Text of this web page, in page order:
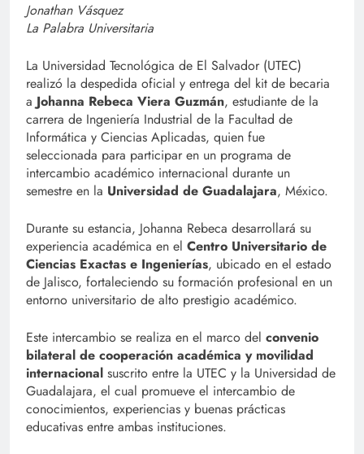
Jonathan Vásquez
La Palabra Universitaria
La Universidad Tecnológica de El Salvador (UTEC)
realizó la despedida oficial y entrega del kit de becaria
a Johanna Rebeca Viera Guzmán, estudiante de la
carrera de Ingeniería Industrial de la Facultad de
Informática y Ciencias Aplicadas, quien fue
seleccionada para participar en un programa de
intercambio académico internacional durante un
semestre en la Universidad de Guadalajara, México.
Durante su estancia, Johanna Rebeca desarrollará su
experiencia académica en el Centro Universitario de
Ciencias Exactas e Ingenierías, ubicado en el estado
de Jalisco, fortaleciendo su formación profesional en un
entorno universitario de alto prestigio académico.
Este intercambio se realiza en el marco del convenio
bilateral de cooperación académica y movilidad
internacional suscrito entre la UTEC y la Universidad de
Guadalajara, el cual promueve el intercambio de
conocimientos, experiencias y buenas prácticas
educativas entre ambas instituciones.